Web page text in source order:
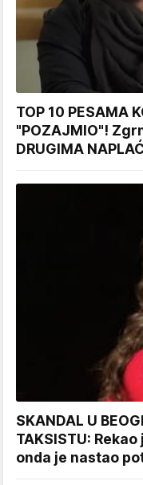
TOP 10 PESAMA
"POZAJMIO"!
DRUGIMA
SKANDAL U
TAKSISTU:
onda je nastao